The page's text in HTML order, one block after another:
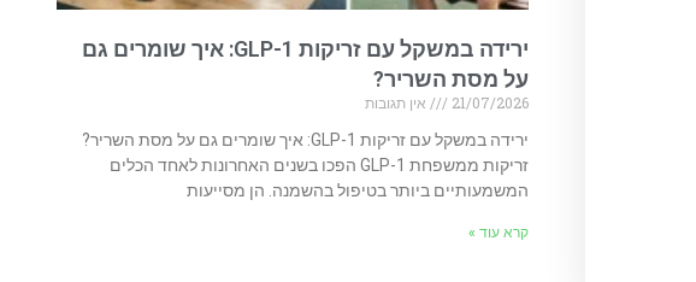
ירידה במשקל עם זריקות GLP-1: איך שומרים גם
על מסת השריר?
21/07/2026
אין תגובות
ירידה במשקל עם זריקות GLP-1: איך שומרים גם על מסת השריר?
זריקות ממשפחת GLP-1 הפכו בשנים האחרונות לאחד הכלים
המשמעותיים ביותר בטיפול בהשמנה. הן מסייעות
קרא עוד »